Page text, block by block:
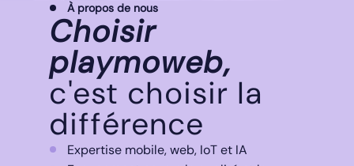
À propos de nous
Choisir
playmoweb,
c'est choisir la
différence
Expertise mobile, web, IoT et IA